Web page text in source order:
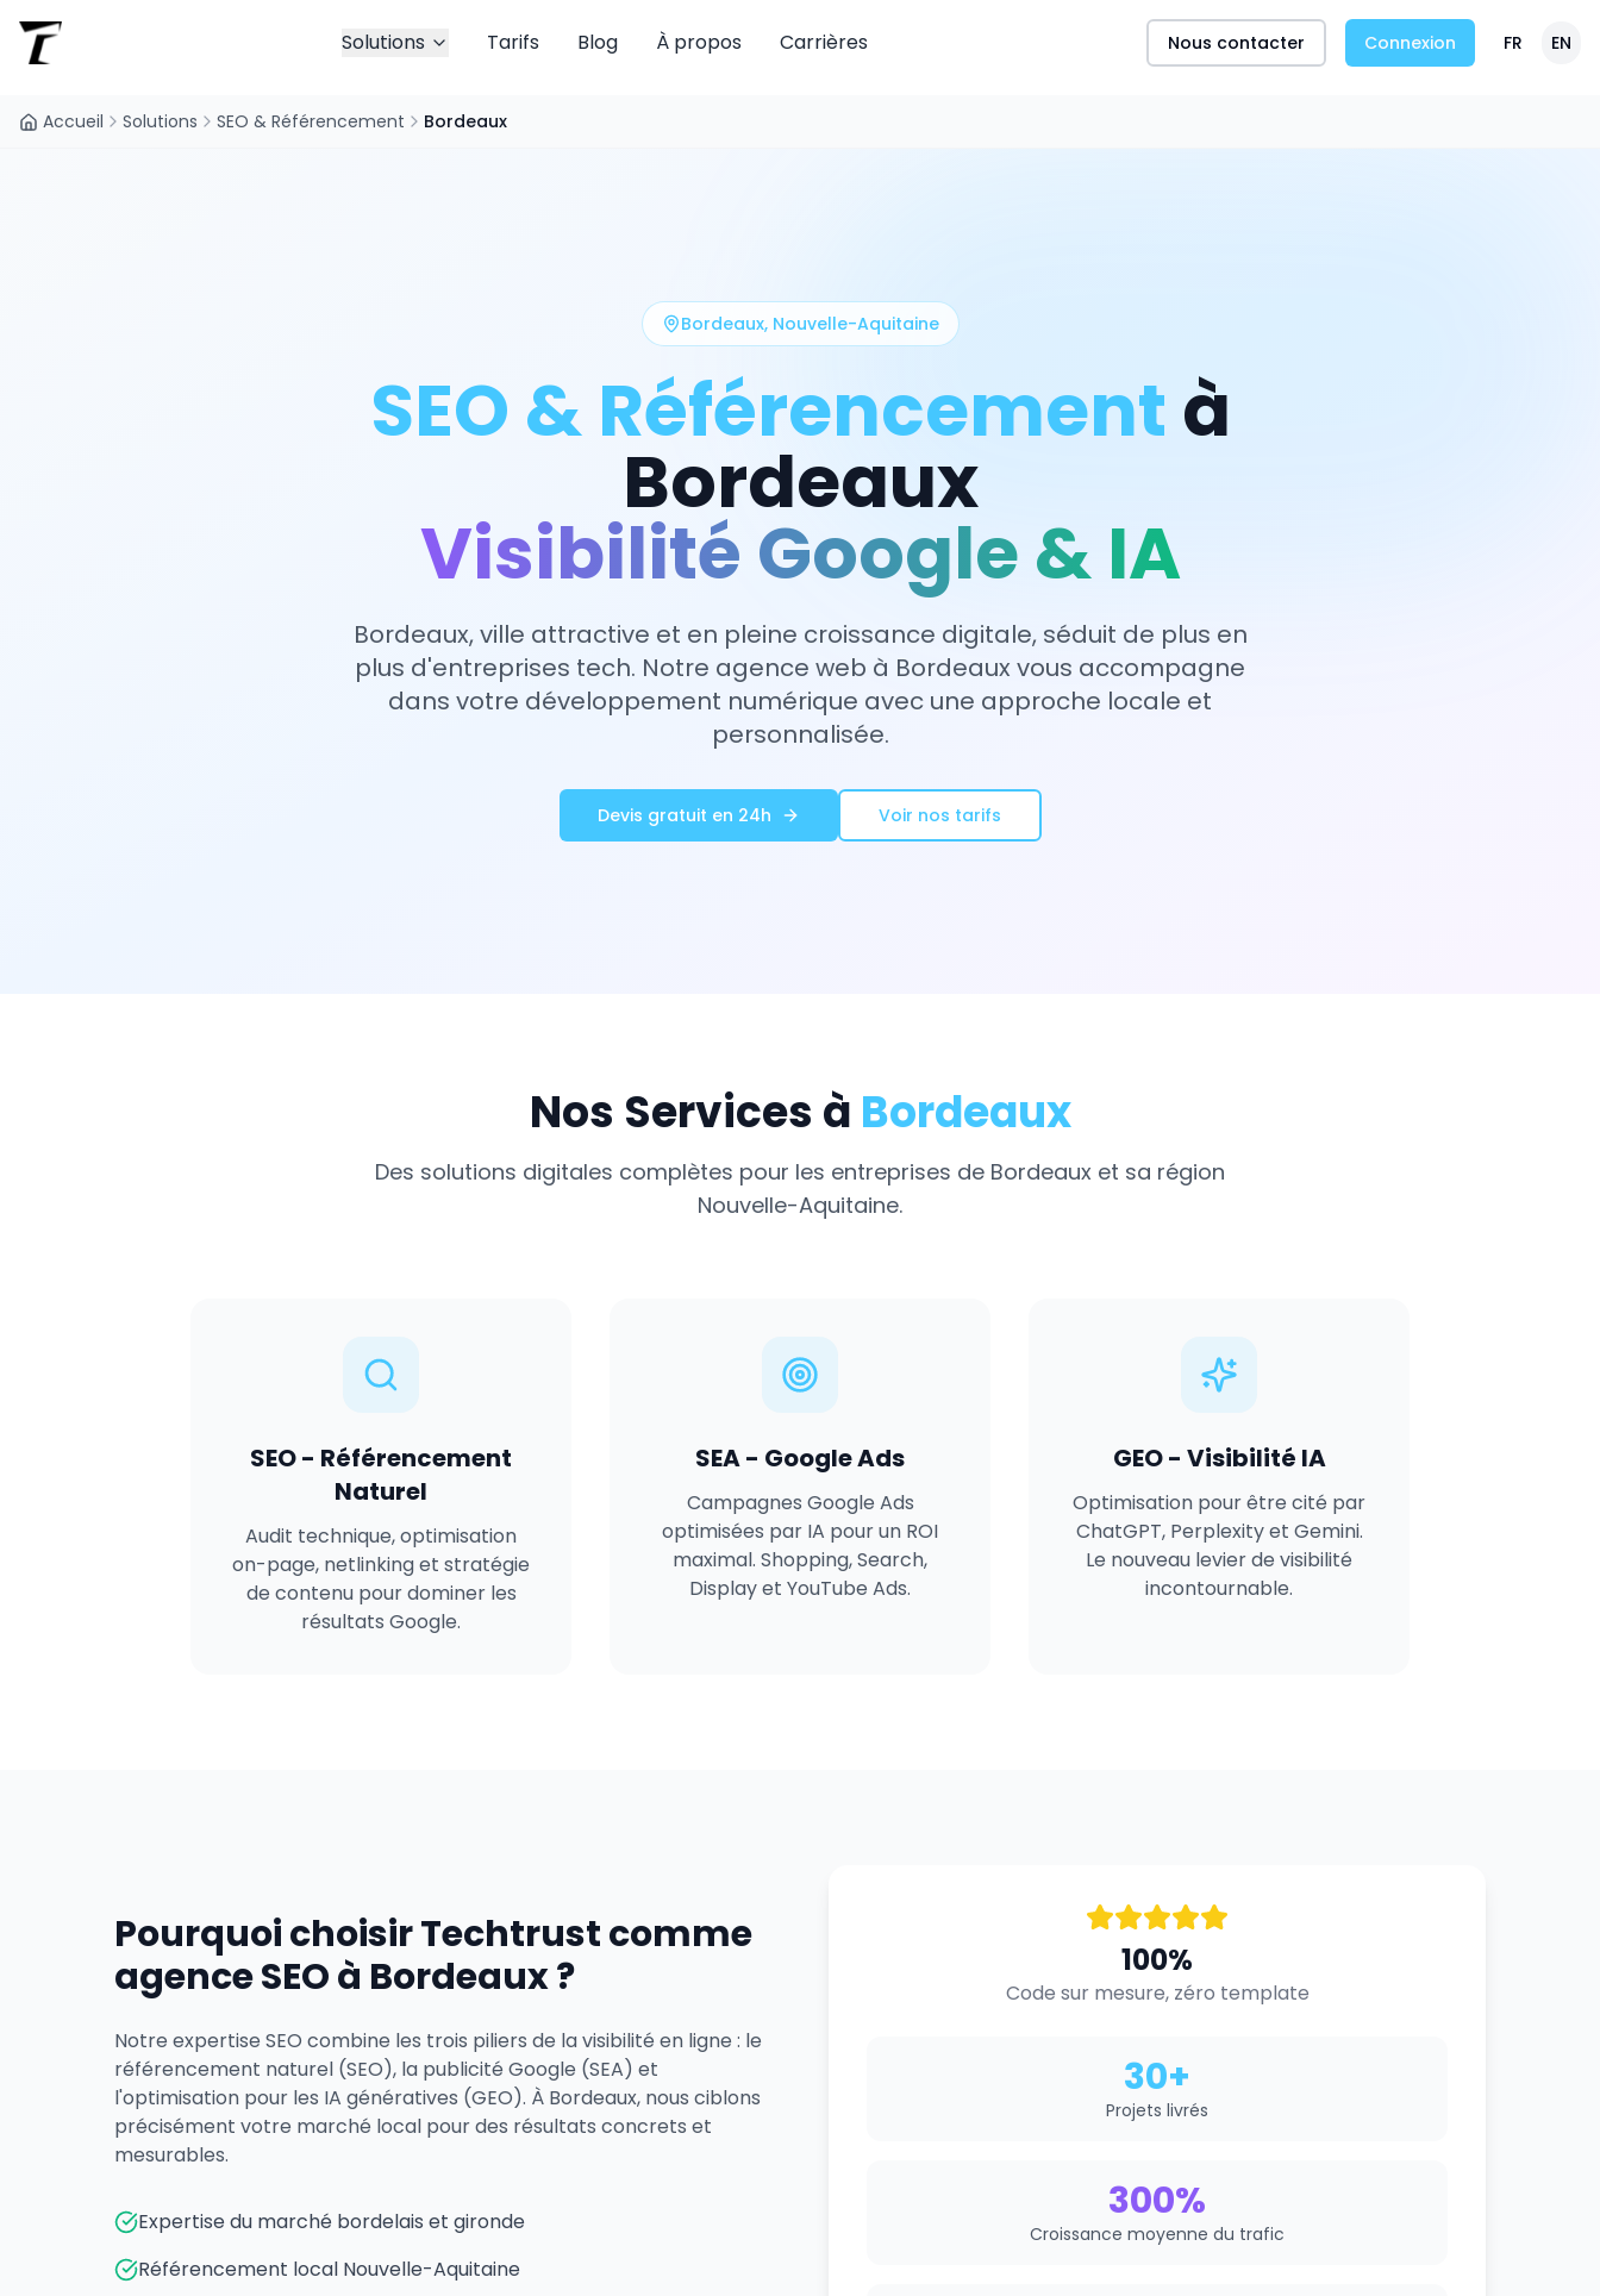
Solutions Tarifs Blog À propos Carrières Nous contacter Connexion FR EN
Accueil Solutions SEO & Référencement Bordeaux
Bordeaux, Nouvelle-Aquitaine
SEO & Référencement à
Bordeaux
Visibilité Google & IA
Bordeaux, ville attractive et en pleine croissance digitale, séduit de plus en
plus d'entreprises tech. Notre agence web à Bordeaux vous accompagne
dans votre développement numérique avec une approche locale et
personnalisée.
Devis gratuit en 24h Voir nos tarifs
Nos Services à Bordeaux
Des solutions digitales complètes pour les entreprises de Bordeaux et sa région
Nouvelle-Aquitaine.
SEO - Référencement
Naturel
Audit technique, optimisation
on-page, netlinking et stratégie
de contenu pour dominer les
résultats Google.
SEA - Google Ads
Campagnes Google Ads
optimisées par IA pour un ROI
maximal. Shopping, Search,
Display et YouTube Ads.
GEO - Visibilité IA
Optimisation pour être cité par
ChatGPT, Perplexity et Gemini.
Le nouveau levier de visibilité
incontournable.
Pourquoi choisir Techtrust comme
agence SEO à Bordeaux ?
Notre expertise SEO combine les trois piliers de la visibilité en ligne : le
référencement naturel (SEO), la publicité Google (SEA) et
l'optimisation pour les IA génératives (GEO). À Bordeaux, nous ciblons
précisément votre marché local pour des résultats concrets et
mesurables.
Expertise du marché bordelais et gironde
Référencement local Nouvelle-Aquitaine
100%
Code sur mesure, zéro template
30+
Projets livrés
300%
Croissance moyenne du trafic